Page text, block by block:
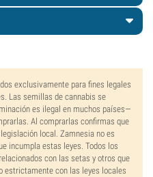
exclusivamente para fines legales
Las semillas de cannabis se
es ilegal en muchos países—
Al comprarlas confirmas que
local. Zamnesia no es
incumpla estas leyes. Todos los
con las setas y otros que
estrictamente con las leyes locales